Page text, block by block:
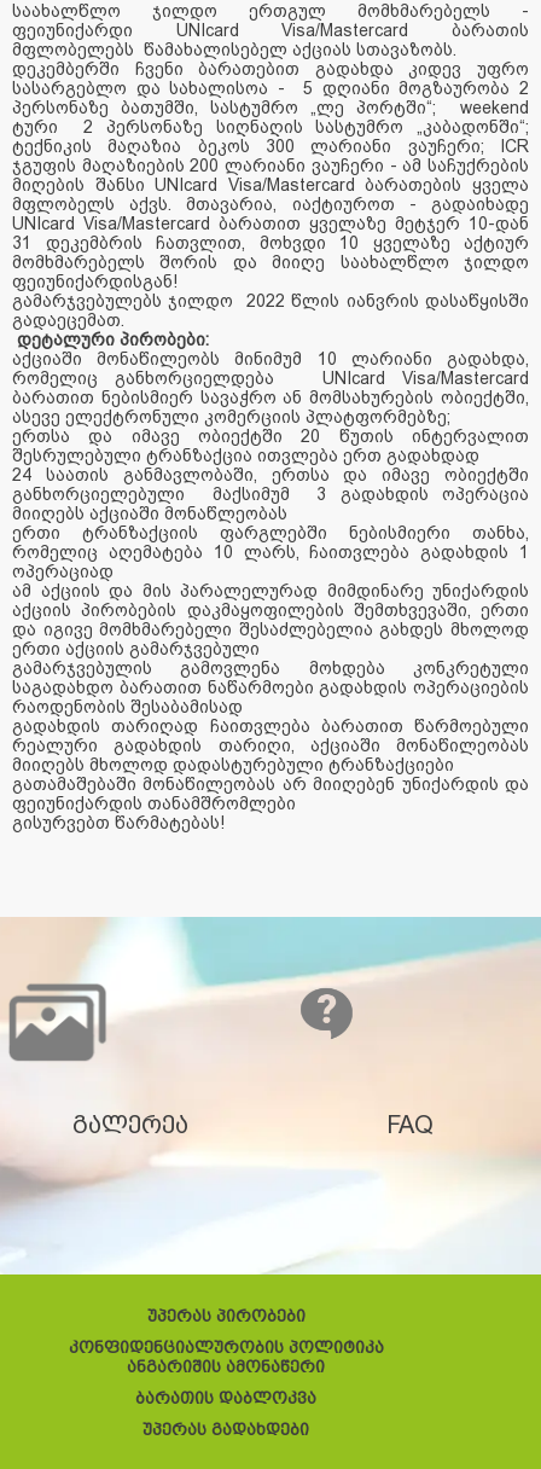
საახალწლო ჯილდო ერთგულ მომხმარებელს -
ფეიუნიქარდი UNIcard Visa/Mastercard ბარათის
მფლობელებს წამახალისებელ აქციას სთავაზობს.
დეკემბერში ჩვენი ბარათებით გადახდა კიდევ უფრო
სასარგებლო და სახალისოა - 5 დღიანი მოგზაურობა 2
პერსონაზე ბათუმში, სასტუმრო „ლე პორტში“; weekend
ტური 2 პერსონაზე სიღნაღის სასტუმრო „კაბადონში“;
ტექნიკის მაღაზია ბეკოს 300 ლარიანი ვაუჩერი; ICR
ჯგუფის მაღაზიების 200 ლარიანი ვაუჩერი - ამ საჩუქრების
მიღების შანსი UNIcard Visa/Mastercard ბარათების ყველა
მფლობელს აქვს. მთავარია, იაქტიუროთ - გადაიხადე
UNIcard Visa/Mastercard ბარათით ყველაზე მეტჯერ 10-დან
31 დეკემბრის ჩათვლით, მოხვდი 10 ყველაზე აქტიურ
მომხმარებელს შორის და მიიღე საახალწლო ჯილდო
ფეიუნიქარდისგან!
გამარჯვებულებს ჯილდო 2022 წლის იანვრის დასაწყისში
გადაეცემათ.
დეტალური პირობები:
აქციაში მონაწილეობს მინიმუმ 10 ლარიანი გადახდა,
რომელიც განხორციელდება UNIcard Visa/Mastercard
ბარათით ნებისმიერ სავაჭრო ან მომსახურების ობიექტში,
ასევე ელექტრონული კომერციის პლატფორმებზე;
ერთსა და იმავე ობიექტში 20 წუთის ინტერვალით
შესრულებული ტრანზაქცია ითვლება ერთ გადახდად
24 საათის განმავლობაში, ერთსა და იმავე ობიექტში
განხორციელებული მაქსიმუმ 3 გადახდის ოპერაცია
მიიღებს აქციაში მონაწლეობას
ერთი ტრანზაქციის ფარგლებში ნებისმიერი თანხა,
რომელიც აღემატება 10 ლარს, ჩაითვლება გადახდის 1
ოპერაციად
ამ აქციის და მის პარალელურად მიმდინარე უნიქარდის
აქციის პირობების დაკმაყოფილების შემთხვევაში, ერთი
და იგივე მომხმარებელი შესაძლებელია გახდეს მხოლოდ
ერთი აქციის გამარჯვებული
გამარჯვებულის გამოვლენა მოხდება კონკრეტული
საგადახდო ბარათით ნაწარმოები გადახდის ოპერაციების
რაოდენობის შესაბამისად
გადახდის თარიღად ჩაითვლება ბარათით წარმოებული
რეალური გადახდის თარიღი, აქციაში მონაწილეობას
მიიღებს მხოლოდ დადასტურებული ტრანზაქციები
გათამაშებაში მონაწილეობას არ მიიღებენ უნიქარდის და
ფეიუნიქარდის თანამშრომლები
გისურვებთ წარმატებას!
გალერეა FAQ
უპერას პირობები
კონფიდენციალურობის პოლიტიკა
ანგარიშის ამონაწერი
ბარათის დაბლოკვა
უპერას გადახდები